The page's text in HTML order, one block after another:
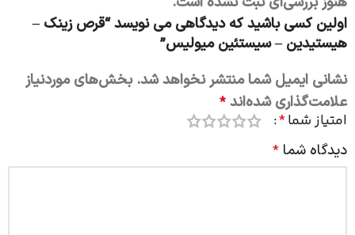
اولین کسی باشید که دیدگاهی می نویسد “قرص زینک –
هیستیدین – سیستئین میولیس”
نشانی ایمیل شما منتشر نخواهد شد. بخش‌های موردنیاز
علامت‌گذاری شده‌اند *
امتیاز شما*
دیدگاه شما *